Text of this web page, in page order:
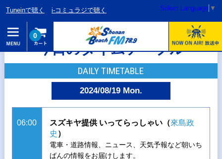
Tuneinで聴く i-コミュラジで聴く Select Language ▼
0
今日のタイムテーブル
DAILY TIMETABLE
2024/08/19 Mon.
06:00 スズキヤ提供 いってらっしゃい（來島政
史 ）
電車・道路情報、ニュース、天気予報など朝いち
ばんの情報をお届けします。